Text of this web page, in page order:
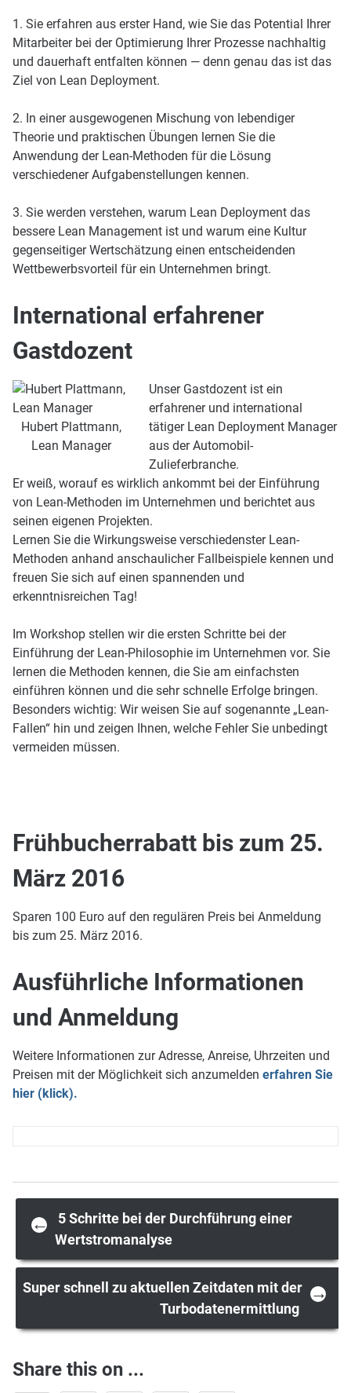
1. Sie erfahren aus erster Hand, wie Sie das Potential Ihrer
Mitarbeiter bei der Optimierung Ihrer Prozesse nachhaltig
und dauerhaft entfalten können — denn genau das ist das
Ziel von Lean Deployment.
2. In einer ausgewogenen Mischung von lebendiger
Theorie und praktischen Übungen lernen Sie die
Anwendung der Lean-Methoden für die Lösung
verschiedener Aufgabenstellungen kennen.
3. Sie werden verstehen, warum Lean Deployment das
bessere Lean Management ist und warum eine Kultur
gegenseitiger Wertschätzung einen entscheidenden
Wettbewerbsvorteil für ein Unternehmen bringt.
International erfahrener
Gastdozent
Hubert Plattmann,
Lean Manager
Unser Gastdozent ist ein
erfahrener und international
tätiger Lean Deployment Manager
aus der Automobil-
Zulieferbranche.
Er weiß, worauf es wirklich ankommt bei der Einführung
von Lean-Methoden im Unternehmen und berichtet aus
seinen eigenen Projekten.
Lernen Sie die Wirkungsweise verschiedenster Lean-
Methoden anhand anschaulicher Fallbeispiele kennen und
freuen Sie sich auf einen spannenden und
erkenntnisreichen Tag!
Im Workshop stellen wir die ersten Schritte bei der
Einführung der Lean-Philosophie im Unternehmen vor. Sie
lernen die Methoden kennen, die Sie am einfachsten
einführen können und die sehr schnelle Erfolge bringen.
Besonders wichtig: Wir weisen Sie auf sogenannte „Lean-
Fallen“ hin und zeigen Ihnen, welche Fehler Sie unbedingt
vermeiden müssen.
Frühbucherrabatt bis zum 25.
März 2016
Sparen 100 Euro auf den regulären Preis bei Anmeldung
bis zum 25. März 2016.
Ausführliche Informationen
und Anmeldung
Weitere Informationen zur Adresse, Anreise, Uhrzeiten und
Preisen mit der Möglichkeit sich anzumelden erfahren Sie
hier (klick).
Post
navigation
←
5 Schritte bei der Durchführung einer
Wertstromanalyse
Super schnell zu aktuellen Zeitdaten mit der
Turbodatenermittlung
→
Share this on ...